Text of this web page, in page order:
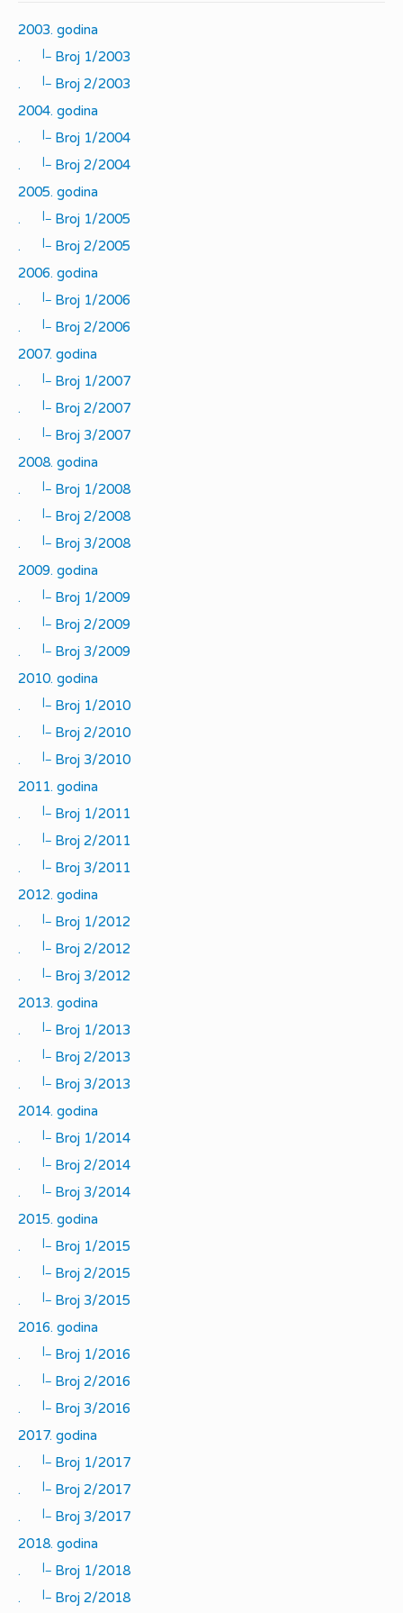
2003. godina
.
|_
Broj 1/2003
.
|_
Broj 2/2003
2004. godina
.
|_
Broj 1/2004
.
|_
Broj 2/2004
2005. godina
.
|_
Broj 1/2005
.
|_
Broj 2/2005
2006. godina
.
|_
Broj 1/2006
.
|_
Broj 2/2006
2007. godina
.
|_
Broj 1/2007
.
|_
Broj 2/2007
.
|_
Broj 3/2007
2008. godina
.
|_
Broj 1/2008
.
|_
Broj 2/2008
.
|_
Broj 3/2008
2009. godina
.
|_
Broj 1/2009
.
|_
Broj 2/2009
.
|_
Broj 3/2009
2010. godina
.
|_
Broj 1/2010
.
|_
Broj 2/2010
.
|_
Broj 3/2010
2011. godina
.
|_
Broj 1/2011
.
|_
Broj 2/2011
.
|_
Broj 3/2011
2012. godina
.
|_
Broj 1/2012
.
|_
Broj 2/2012
.
|_
Broj 3/2012
2013. godina
.
|_
Broj 1/2013
.
|_
Broj 2/2013
.
|_
Broj 3/2013
2014. godina
.
|_
Broj 1/2014
.
|_
Broj 2/2014
.
|_
Broj 3/2014
2015. godina
.
|_
Broj 1/2015
.
|_
Broj 2/2015
.
|_
Broj 3/2015
2016. godina
.
|_
Broj 1/2016
.
|_
Broj 2/2016
.
|_
Broj 3/2016
2017. godina
.
|_
Broj 1/2017
.
|_
Broj 2/2017
.
|_
Broj 3/2017
2018. godina
.
|_
Broj 1/2018
.
|_
Broj 2/2018